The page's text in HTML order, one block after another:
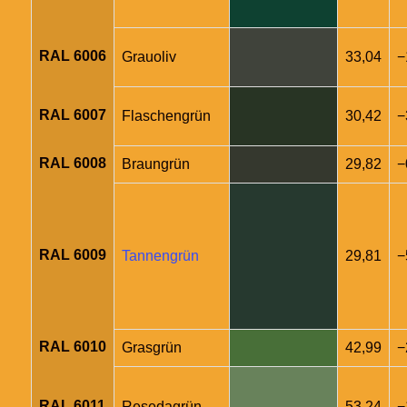
RAL 6006 Grauoliv 33,04
RAL 6007 Flaschengrün 30,42
RAL 6008 Braungrün 29,82
RAL 6009 Tannengrün 29,81
RAL 6010 Grasgrün 42,99